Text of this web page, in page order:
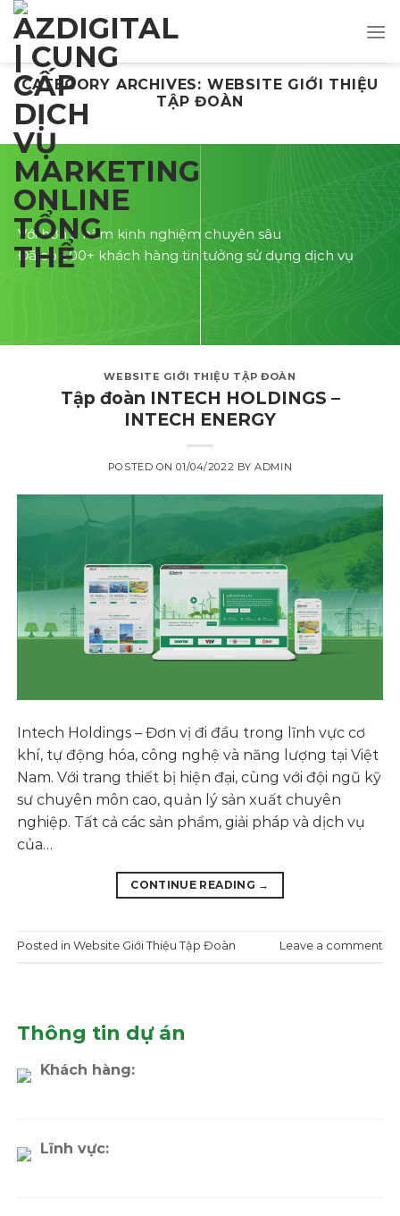
Skip
to
content
CATEGORY ARCHIVES: WEBSITE GIỚI THIỆU
TẬP ĐOÀN
Với hơn 5 năm kinh nghiệm chuyên sâu
Đã có 500+ khách hàng tin tưởng sử dụng dịch vụ
WEBSITE GIỚI THIỆU TẬP ĐOÀN
Tập đoàn INTECH HOLDINGS –
INTECH ENERGY
POSTED ON01/04/2022 BYADMIN
Intech Holdings – Đơn vị đi đầu trong lĩnh vực cơ
khí, tự động hóa, công nghệ và năng lượng tại Việt
Nam. Với trang thiết bị hiện đại, cùng với đội ngũ kỹ
sư chuyên môn cao, quản lý sản xuất chuyên
nghiệp. Tất cả các sản phẩm, giải pháp và dịch vụ
của…
CONTINUE READING →
Posted inWebsite Giới Thiệu Tập Đoàn Leave a comment
Thông tin dự án
Khách hàng:
Lĩnh vực: